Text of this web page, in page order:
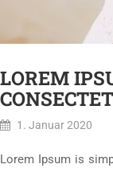
LOREM
1. Januar 2020
Lorem Ipsum is